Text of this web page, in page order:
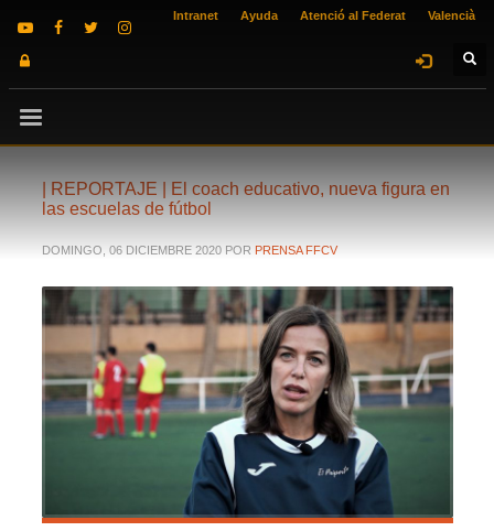
Intranet Ayuda Atenció al Federat Valencià
| REPORTAJE | El coach educativo, nueva figura en
las escuelas de fútbol
DOMINGO, 06 DICIEMBRE 2020 POR PRENSA FFCV